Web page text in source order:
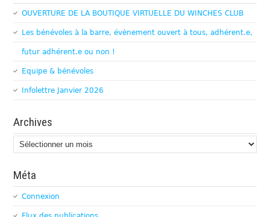
OUVERTURE DE LA BOUTIQUE VIRTUELLE DU WINCHES CLUB
Les bénévoles à la barre, évènement ouvert à tous, adhérent.e,
futur adhérent.e ou non !
Equipe & bénévoles
Infolettre Janvier 2026
Archives
Archives
Méta
Connexion